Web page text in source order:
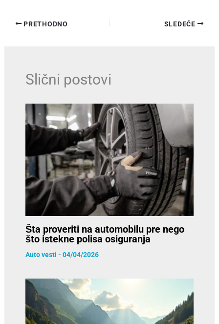
PRETHODNO SLEDEĆE
Slični postovi
Šta proveriti na automobilu pre nego
što istekne polisa osiguranja
Auto vesti - 04/04/2026